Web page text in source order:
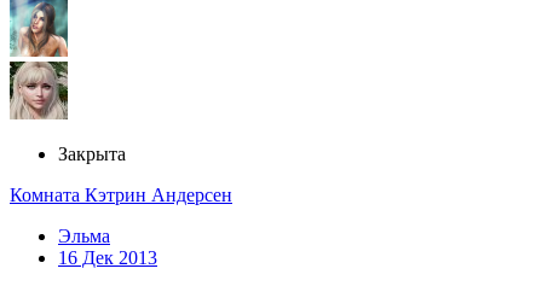
Закрыта
Комната Кэтрин Андерсен
Эльма
16 Дек 2013